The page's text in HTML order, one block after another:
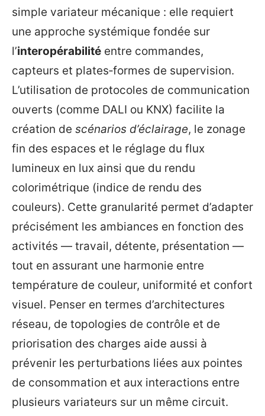
simple variateur mécanique : elle requiert
une approche systémique fondée sur
l’interopérabilité entre commandes,
capteurs et plates‑formes de supervision.
L’utilisation de protocoles de communication
ouverts (comme DALI ou KNX) facilite la
création de scénarios d’éclairage, le zonage
fin des espaces et le réglage du flux
lumineux en lux ainsi que du rendu
colorimétrique (indice de rendu des
couleurs). Cette granularité permet d’adapter
précisément les ambiances en fonction des
activités — travail, détente, présentation —
tout en assurant une harmonie entre
température de couleur, uniformité et confort
visuel. Penser en termes d’architectures
réseau, de topologies de contrôle et de
priorisation des charges aide aussi à
prévenir les perturbations liées aux pointes
de consommation et aux interactions entre
plusieurs variateurs sur un même circuit.